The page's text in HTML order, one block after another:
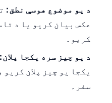
د یو موضوع هوسې نطق:
عکس بیان کریو یا د
کریو۔
د یو چیز سره یکجا پلان:
یکجا یو چیز پلان
سفر۔